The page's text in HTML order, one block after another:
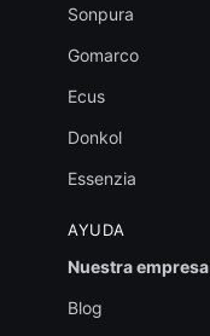
Sonpura
Gomarco
Ecus
Donkol
Essenzia
AYUDA
Nuestra empresa
Blog